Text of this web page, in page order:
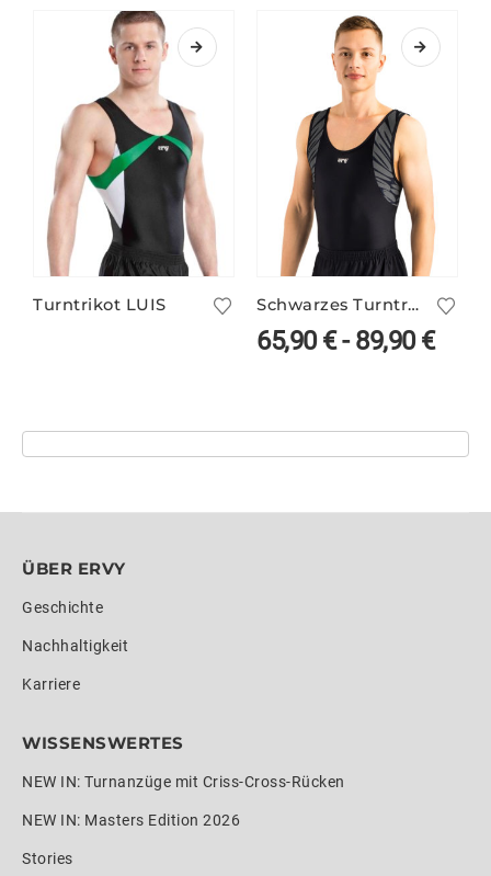
Turntrikot LUIS Schwarzes Turntrikot RICO/1 mit Teilprint
65,90€-89,90€
ÜBER ERVY
Geschichte
Nachhaltigkeit
Karriere
WISSENSWERTES
NEW IN: Turnanzüge mit Criss-Cross-Rücken
NEW IN: Masters Edition 2026
Stories